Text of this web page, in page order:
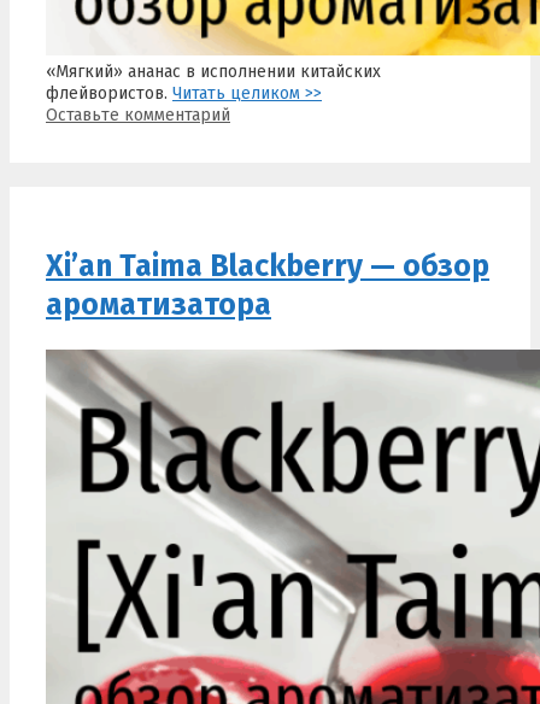
«Мягкий» ананас в исполнении китайских
флейвористов. Читать целиком >>
Оставьте комментарий
Xi’an Taima Blackberry — обзор
ароматизатора